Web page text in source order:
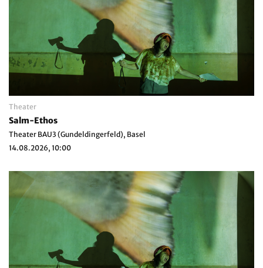
Theater
Salm-Ethos
Theater BAU3 (Gundeldingerfeld), Basel
14.08.2026, 10:00